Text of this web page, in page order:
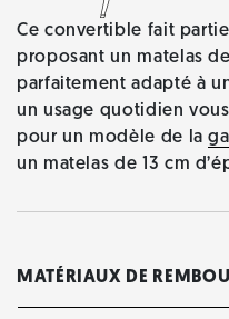
Ce convertible fait
proposant un matelas
parfaitement adapté à
un usage quotidien
pour un modèle de la
un matelas de 13 cm
MATÉRIAUX DE